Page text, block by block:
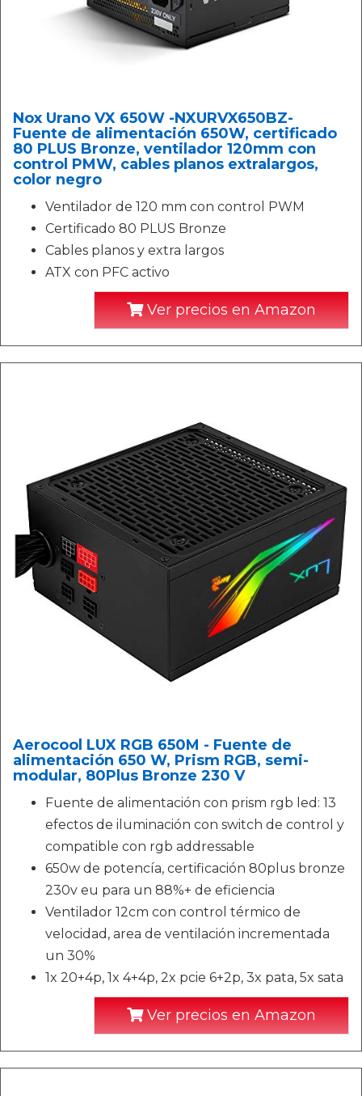
Nox Urano VX 650W -NXURVX650BZ-
Fuente de alimentación 650W, certificado
80 PLUS Bronze, ventilador 120mm con
control PMW, cables planos extralargos,
color negro
Ventilador de 120 mm con control PWM
Certificado 80 PLUS Bronze
Cables planos y extra largos
ATX con PFC activo
Ver precios en Amazon
Aerocool LUX RGB 650M - Fuente de
alimentación 650 W, Prism RGB, semi-
modular, 80Plus Bronze 230 V
Fuente de alimentación con prism rgb led: 13
efectos de iluminación con switch de control y
compatible con rgb addressable
650w de potencía, certificación 80plus bronze
230v eu para un 88%+ de eficiencia
Ventilador 12cm con control térmico de
velocidad, area de ventilación incrementada
un 30%
1x 20+4p, 1x 4+4p, 2x pcie 6+2p, 3x pata, 5x sata
Ver precios en Amazon